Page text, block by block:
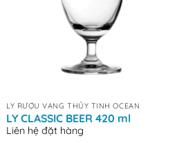
LY RƯỢU VANG THỦY TINH OCEAN
LY CLASSIC BEER 420 ml
Liên hệ đặt hàng